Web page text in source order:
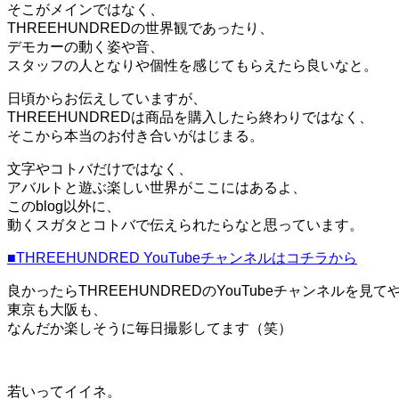
そこがメインではなく、
THREEHUNDREDの世界観であったり、
デモカーの動く姿や音、
スタッフの人となりや個性を感じてもらえたら良いなと。
日頃からお伝えしていますが、
THREEHUNDREDは商品を購入したら終わりではなく、
そこから本当のお付き合いがはじまる。
文字やコトバだけではなく、
アバルトと遊ぶ楽しい世界がここにはあるよ、
このblog以外に、
動くスガタとコトバで伝えられたらなと思っています。
■THREEHUNDRED YouTubeチャンネルはコチラから
良かったらTHREEHUNDREDのYouTubeチャンネルを見て
東京も大阪も、
なんだか楽しそうに毎日撮影してます（笑）
若いってイイネ。